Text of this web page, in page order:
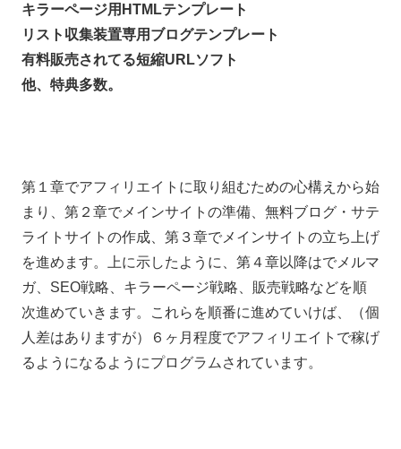
キラーページ用HTMLテンプレート
リスト収集装置専用ブログテンプレート
有料販売されてる短縮URLソフト
他、特典多数。
第１章でアフィリエイトに取り組むための心構えから始
まり、第２章でメインサイトの準備、無料ブログ・サテ
ライトサイトの作成、第３章でメインサイトの立ち上げ
を進めます。上に示したように、第４章以降はでメルマ
ガ、SEO戦略、キラーページ戦略、販売戦略などを順
次進めていきます。これらを順番に進めていけば、（個
人差はありますが）６ヶ月程度でアフィリエイトで稼げ
るようになるようにプログラムされています。